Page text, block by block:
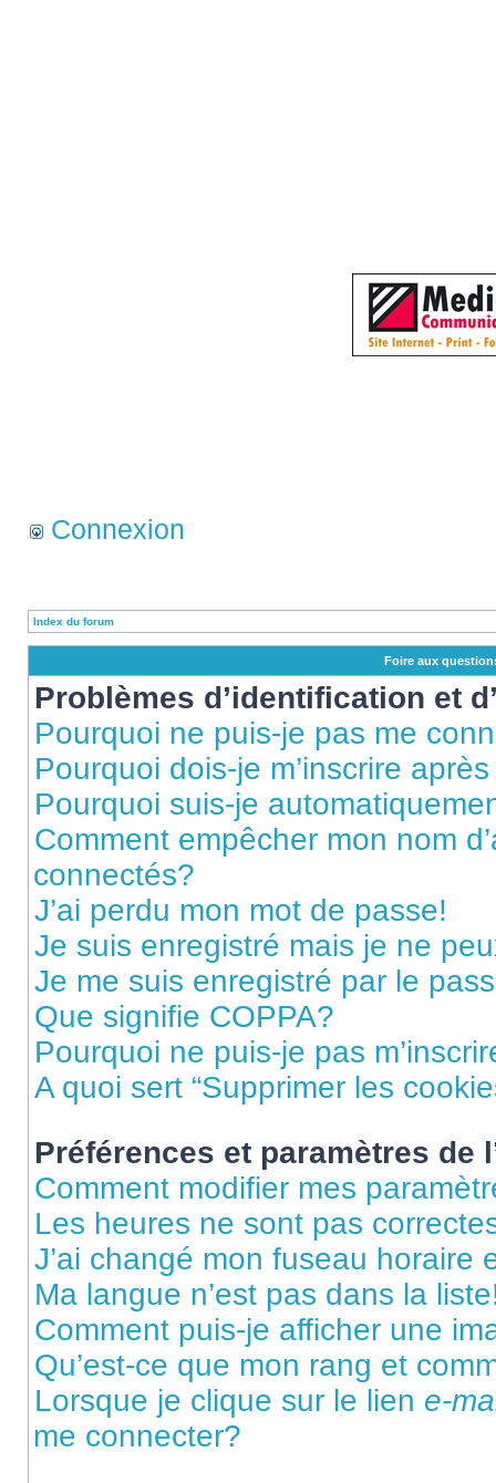
Connexion
Index du forum
Foire aux
Problèmes d’identification et
Pourquoi ne puis-je pas me
Pourquoi dois-je m’inscrire
Pourquoi suis-je
Comment empêcher mon nom
connectés?
J’ai perdu mon mot de passe!
Je suis enregistré mais je ne
Je me suis enregistré par le
Que signifie COPPA?
Pourquoi ne puis-je pas
A quoi sert “Supprimer les
Préférences et paramètres de
Comment modifier mes
Les heures ne sont pas
J’ai changé mon fuseau horaire
Ma langue n’est pas dans la
Comment puis-je afficher une
Qu’est-ce que mon rang et
Lorsque je clique sur le lien e-
me connecter?